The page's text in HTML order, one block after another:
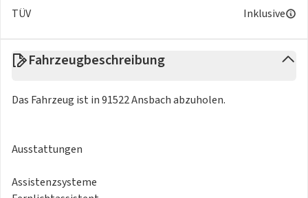
TÜV Inklusive
Fahrzeugbeschreibung
Das Fahrzeug ist in 91522 Ansbach abzuholen.
Ausstattungen
Assistenzsysteme